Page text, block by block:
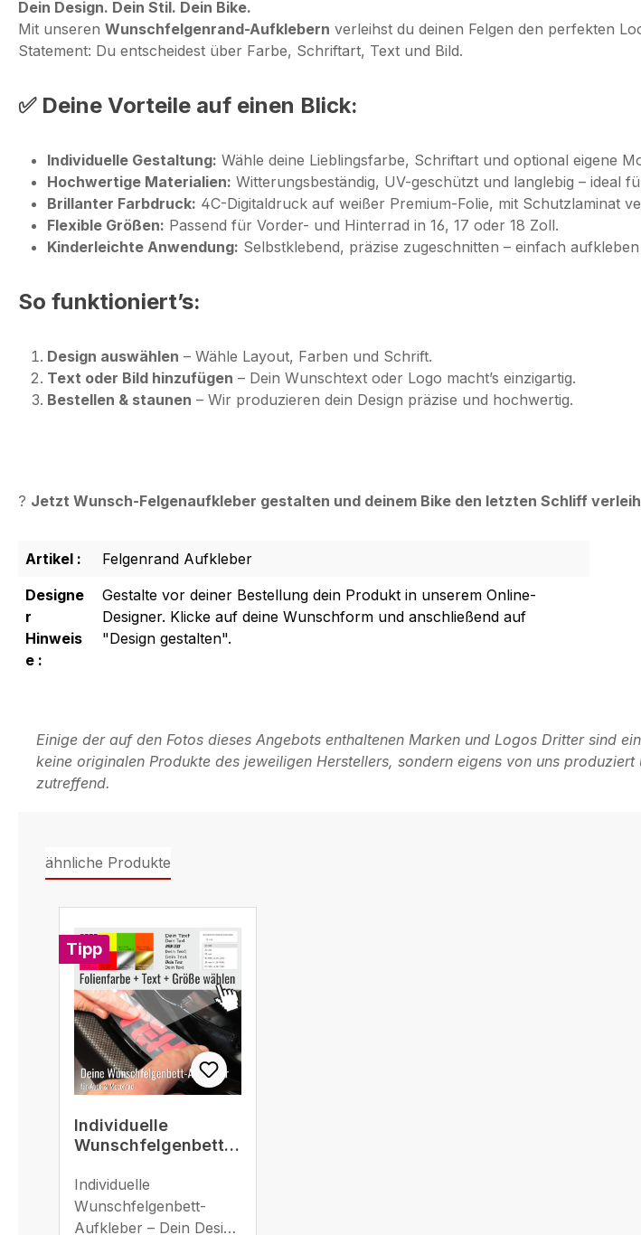
Dein Design. Dein Stil. Dein Bike.
Mit unseren Wunschfelgenrand-Aufklebern verleihst du deinen Felgen den perfekten
Statement: Du entscheidest über Farbe, Schriftart, Text und Bild.
✅ Deine Vorteile auf einen Blick:
Individuelle Gestaltung: Wähle deine Lieblingsfarbe, Schriftart und optional eigene
Hochwertige Materialien: Witterungsbeständig, UV-geschützt und langlebig – ideal
Brillanter Farbdruck: 4C-Digitaldruck auf weißer Premium-Folie, mit Schutzlaminat
Flexible Größen: Passend für Vorder- und Hinterrad in 16, 17 oder 18 Zoll.
Kinderleichte Anwendung: Selbstklebend, präzise zugeschnitten – einfach
So funktioniert’s:
Design auswählen – Wähle Layout, Farben und Schrift.
Text oder Bild hinzufügen – Dein Wunschtext oder Logo macht’s einzigartig.
Bestellen & staunen – Wir produzieren dein Design präzise und hochwertig.
? Jetzt Wunsch-Felgenaufkleber gestalten und deinem Bike den letzten Schliff
Artikel :
Felgenrand Aufkleber
Designe
r
Hinweis
e :
Gestalte vor deiner Bestellung dein Produkt in unserem Online-
Designer. Klicke auf deine Wunschform und anschließend auf
"Design gestalten".
Einige der auf den Fotos dieses Angebots enthaltenen Marken und Logos Dritter sind
keine originalen Produkte des jeweiligen Herstellers, sondern eigens von uns
zutreffend.
ähnliche Produkte
Tipp
Individuelle
Wunschfelgenbett-
gestalten eigener
Text
Individuelle
Wunschfelgenbett-
Aufkleber – Dein Design